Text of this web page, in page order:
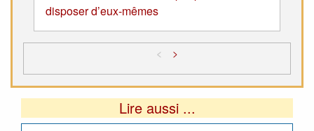
disposer d’eux-mêmes
< >
Lire aussi ...